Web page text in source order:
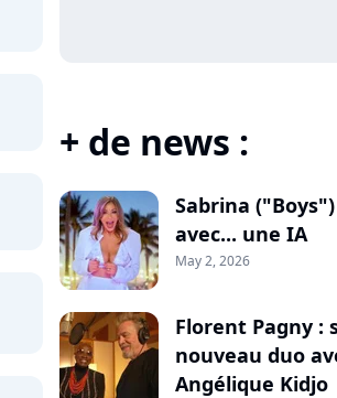
+ de news :
Sabrina
avec... une IA
May 2, 2026
Florent Pagny :
nouveau duo
Angélique Kidjo